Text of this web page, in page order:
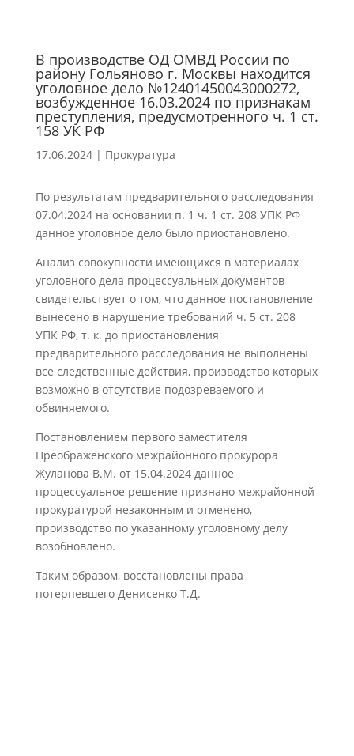
В производстве ОД ОМВД России по
району Гольяново г. Москвы находится
уголовное дело №12401450043000272,
возбужденное 16.03.2024 по признакам
преступления, предусмотренного ч. 1 ст.
158 УК РФ
17.06.2024| Прокуратура
По результатам предварительного расследования
07.04.2024 на основании п. 1 ч. 1 ст. 208 УПК РФ
данное уголовное дело было приостановлено.
Анализ совокупности имеющихся в материалах
уголовного дела процессуальных документов
свидетельствует о том, что данное постановление
вынесено в нарушение требований ч. 5 ст. 208
УПК РФ, т. к. до приостановления
предварительного расследования не выполнены
все следственные действия, производство которых
возможно в отсутствие подозреваемого и
обвиняемого.
Постановлением первого заместителя
Преображенского межрайонного прокурора
Жуланова В.М. от 15.04.2024 данное
процессуальное решение признано межрайонной
прокуратурой незаконным и отменено,
производство по указанному уголовному делу
возобновлено.
Таким образом, восстановлены права
потерпевшего Денисенко Т.Д.